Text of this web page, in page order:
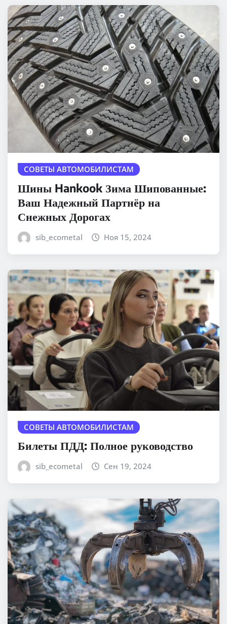
СОВЕТЫ АВТОМОБИЛИСТАМ
Шины Hankook Зима Шипованные:
Ваш Надежный Партнёр на
Снежных Дорогах
sib_ecometal Ноя 15, 2024
СОВЕТЫ АВТОМОБИЛИСТАМ
Билеты ПДД: Полное руководство
sib_ecometal Сен 19, 2024